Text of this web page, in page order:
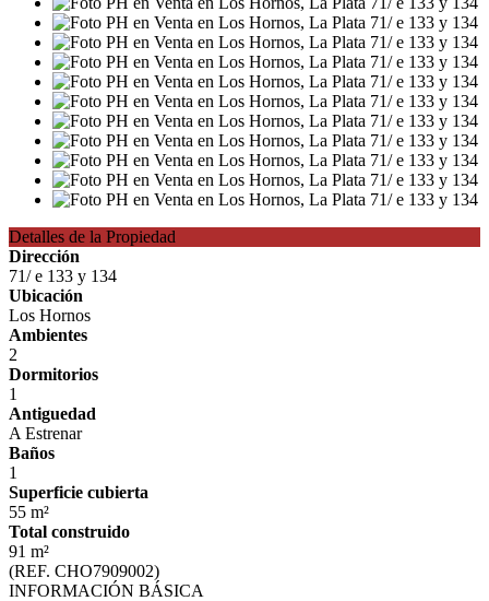
Detalles de la Propiedad
Dirección
71/ e 133 y 134
Ubicación
Los Hornos
Ambientes
2
Dormitorios
1
Antiguedad
A Estrenar
Baños
1
Superficie cubierta
55 m²
Total construido
91 m²
(REF. CHO7909002)
INFORMACIÓN BÁSICA